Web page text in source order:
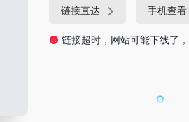
链接直达 手机查看
链接超时，网站可能下线了